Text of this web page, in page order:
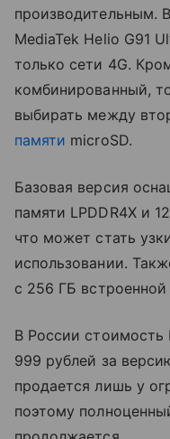
производительным.
MediaTek Helio G91
только сети 4G.
комбинированный,
выбирать между
памяти microSD.
Базовая версия
памяти LPDDR4X и
что может стать
использовании.
с 256 ГБ
В России стоимость
999 рублей за
продается лишь у
поэтому